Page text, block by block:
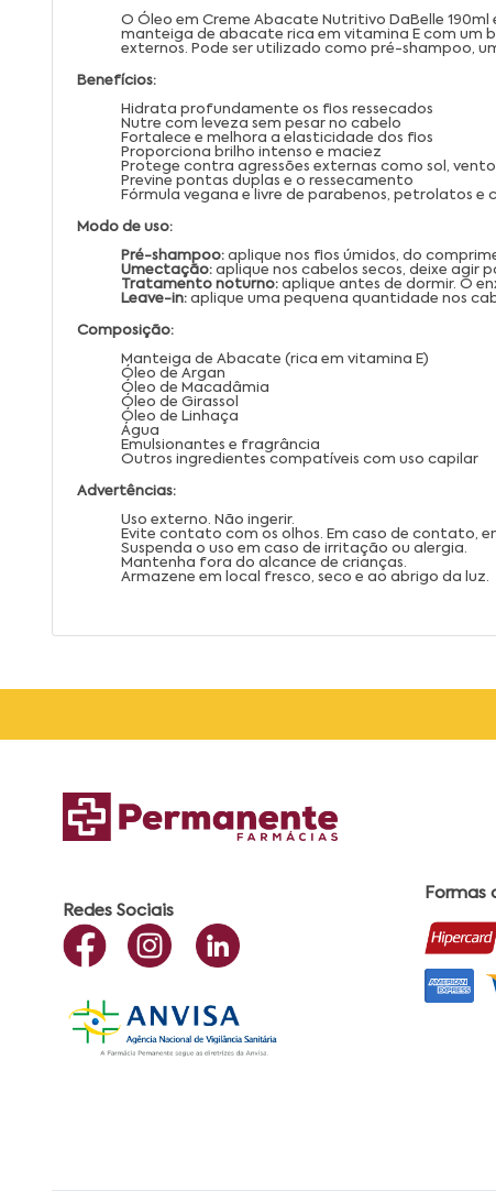
O Óleo em Creme Abacate Nutritivo DaBelle
manteiga de abacate rica em vitamina E com um
externos. Pode ser utilizado como pré-shampoo,
Benefícios:
Hidrata profundamente os fios ressecados
Nutre com leveza sem pesar no cabelo
Fortalece e melhora a elasticidade dos fios
Proporciona brilho intenso e maciez
Protege contra agressões externas como sol,
Previne pontas duplas e o ressecamento
Fórmula vegana e livre de parabenos, petrolatos e
Modo de uso:
Pré-shampoo: aplique nos fios úmidos, do
Umectação: aplique nos cabelos secos, deixe agir
Tratamento noturno: aplique antes de dormir. O
Leave-in: aplique uma pequena quantidade nos
Composição:
Manteiga de Abacate (rica em vitamina E)
Óleo de Argan
Óleo de Macadâmia
Óleo de Girassol
Óleo de Linhaça
Água
Emulsionantes e fragrância
Outros ingredientes compatíveis com uso capilar
Advertências:
Uso externo. Não ingerir.
Evite contato com os olhos. Em caso de contato,
Suspenda o uso em caso de irritação ou alergia.
Mantenha fora do alcance de crianças.
Armazene em local fresco, seco e ao abrigo da luz.
Redes Sociais
Formas